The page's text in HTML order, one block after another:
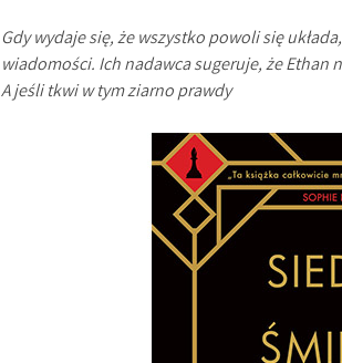
Gdy wydaje się, że wszystko powoli się
wiadomości. Ich nadawca sugeruje, że Ethan
A jeśli tkwi w tym ziarno prawdy